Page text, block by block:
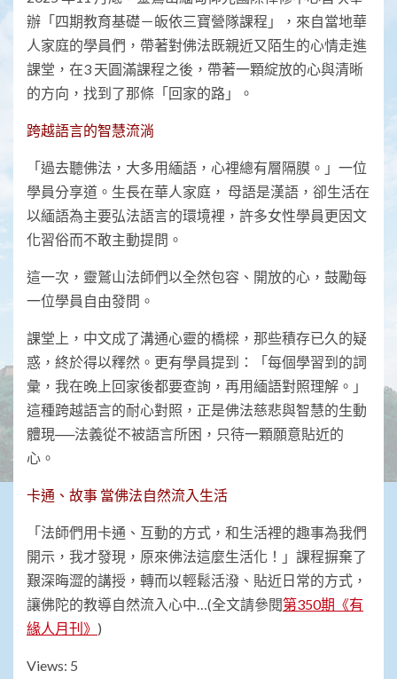
辦「四期教育基礎－皈依三寶營隊課程」，來自當地華
人家庭的學員們，帶著對佛法既親近又陌生的心情走進
課堂，在3 天圓滿課程之後，帶著一顆綻放的心與清晰
的方向，找到了那條「回家的路」。
跨越語言的智慧流淌
「過去聽佛法，大多用緬語，心裡總有層隔膜。」一位
學員分享道。生長在華人家庭， 母語是漢語，卻生活在
以緬語為主要弘法語言的環境裡，許多女性學員更因文
化習俗而不敢主動提問。
這一次，靈鷲山法師們以全然包容、開放的心，鼓勵每
一位學員自由發問。
課堂上，中文成了溝通心靈的橋樑，那些積存已久的疑
惑，終於得以釋然。更有學員提到：「每個學習到的詞
彙，我在晚上回家後都要查詢，再用緬語對照理解。」
這種跨越語言的耐心對照，正是佛法慈悲與智慧的生動
體現──法義從不被語言所困，只待一顆願意貼近的
心。
卡通、故事 當佛法自然流入生活
「法師們用卡通、互動的方式，和生活裡的趣事為我們
開示，我才發現，原來佛法這麼生活化！」課程摒棄了
艱深晦澀的講授，轉而以輕鬆活潑、貼近日常的方式，
讓佛陀的教導自然流入心中…(全文請參閱第350期《有
緣人月刊》 )
Views: 5